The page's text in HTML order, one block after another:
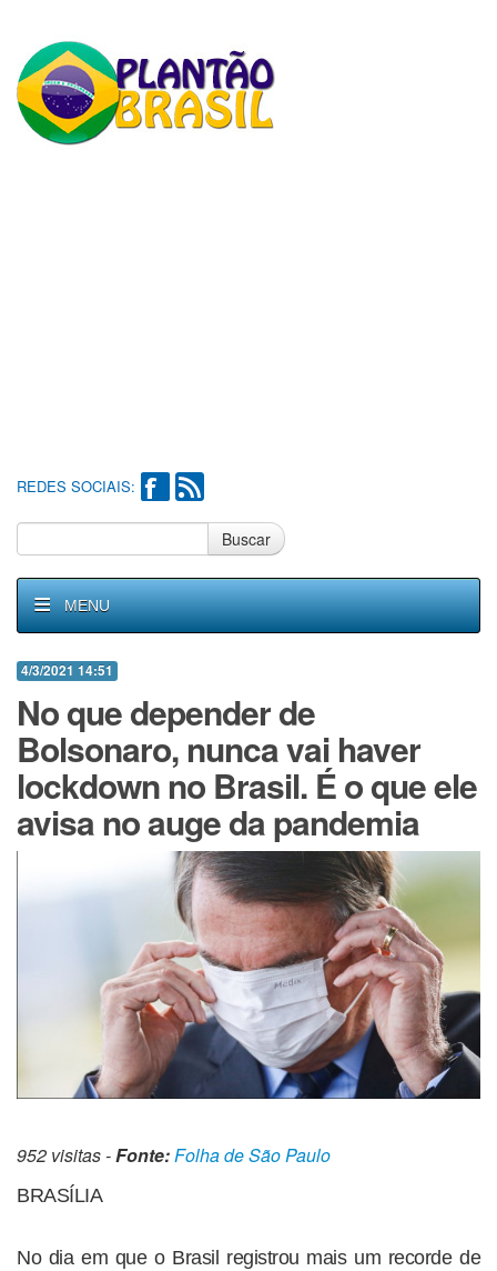
REDES SOCIAIS:
Buscar
MENU
4/3/2021 14:51
No que depender de
Bolsonaro, nunca vai haver
lockdown no Brasil. É o que ele
avisa no auge da pandemia
952 visitas -Fonte:Folha de São Paulo
BRASÍLIA
No dia em que o Brasil registrou mais um recorde de